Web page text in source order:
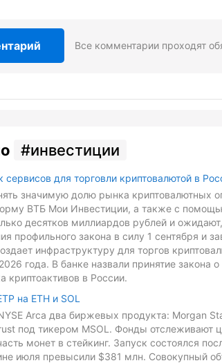
Все комментарии проходят
инвестиции
сервисов для торговли криптовалютой в
значимую долю рынка криптовалютных
ВТБ Мои Инвестиции, а также с
десятков миллиардов рублей и
профильного закона в силу 1 сентября и
инфраструктуру для торгов
года. В банке назвали принятие
криптоактивов в России.
на ETH и SOL
Arca два биржевых продукта: Morgan
под тикером MSOL. Фонды отслеживают
монет в стейкинг. Запуск состоялся
июля превысили $381 млн. Совокупный